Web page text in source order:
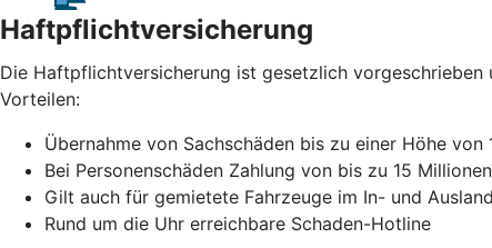
Haftpflichtversicherung
Die Haftpflichtversicherung ist gesetzlich
Vorteilen:
Übernahme von Sachschäden bis zu einer Höhe von
Bei Personenschäden Zahlung von bis zu 15
Gilt auch für gemietete Fahrzeuge im In- und Ausland
Rund um die Uhr erreichbare Schaden-Hotline